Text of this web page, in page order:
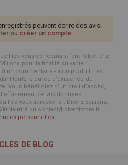
peuvent écrire des avis.
ou créer un compte
vous concernant font l’objet d’un
pour la finalité suivante :
commentaire - à un produit. Les
toute la durée d'existence du
Vous bénéficiez d’un droit d’accès,
de vos données
vous adresser à : Diverti Editions,
Naintré ou contact@divertistore.fr.
personnelles
DE BLOG